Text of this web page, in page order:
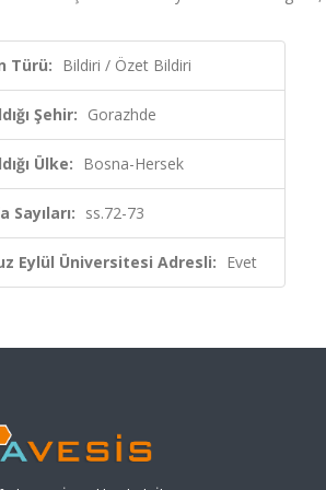
Türü: Bildiri / Özet Bildiri
Şehir: Gorazhde
Ülke: Bosna-Hersek
Sayıları: ss.72-73
Eylül Üniversitesi Adresli: Evet